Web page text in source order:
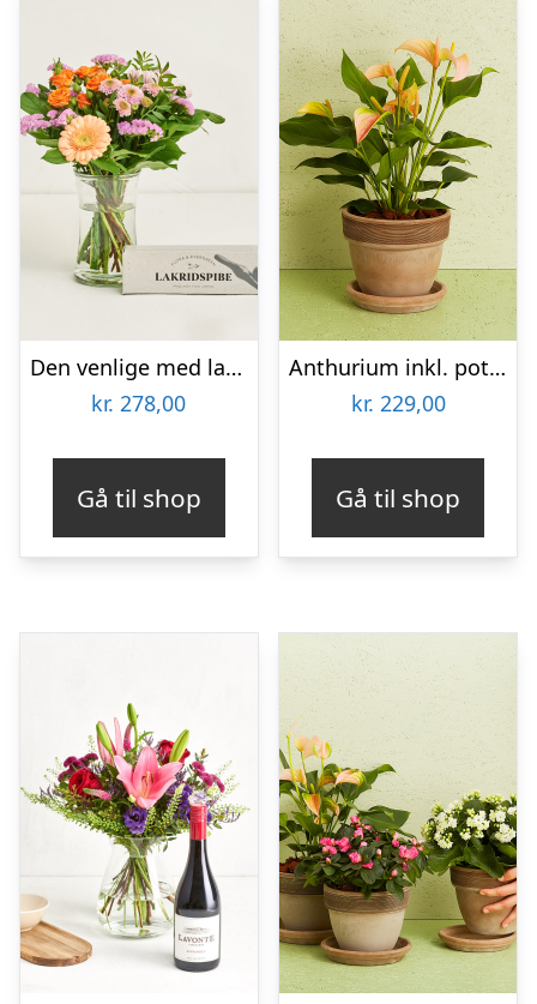
Den venlige med lakridspibe
kr. 278,00
Gå til shop
Anthurium inkl. potte
kr. 229,00
Gå til shop